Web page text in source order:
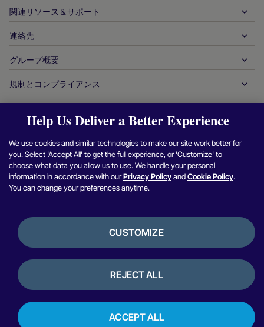
リアルタイム決済
発行
決済方法
APM
オーソリ最適化
不正行為＆リスク管理
チャージバックの解決
通貨管理
照合管理
統合オプション
バンキングサービス
暗号通貨＆デジタル資産
決済オーケストレーション
企業間（B2B）
金融サービス
政府からの支払い
旅行＆モビリティ
暗号通貨プラットフォーム＆両替
マーケットプレイス
中小企業
デジタルコンテンツ＆サブスクリプション
ビデオゲーム
API 参照ドキュメント
ドキュメントセンター
当社との提携
パートナー製品＆ソリューション
技術パートナー
パートナー DNA
パートナーの洞察
関連リソース＆サポート
お客様サポート
加盟店向けリソース
業界レポート
連絡先
販売に関するお問い合わせ
最高経営責任者室
カナダ行動規範
企業情報
加盟店紹介プログラム
セキュリティ脆弱性の報告
グループ概要
当社について
採用情報
ケーススタディ
ブログ
ニュースルーム
インタビュー＆ウェビナー
規制とコンプライアンス
現代奴隷制対策報告（英国）
現代奴隷制対策に関する報告（カナダ）
アルゼンチンの情報と方針
ブラジルの情報と方針
内部通報に関する方針
ライセンスおよび認証
ログイン お問い合わせ
FacebookX（Twitter）Instagram Linkedin
Copyright © Nuvei –
クッキーポリシー
利用規約
レビュー＆お客様の声
Help Us Deliver a Better Experience
We use cookies and similar technologies to make our site work better for
you. Select 'Accept All' to get the full experience, or 'Customize' to
choose what data you allow us to use. We handle your personal
information in accordance with ourPrivacy PolicyandCookie Policy.
You can change your preferences anytime.
CUSTOMIZE
REJECT ALL
ACCEPT ALL